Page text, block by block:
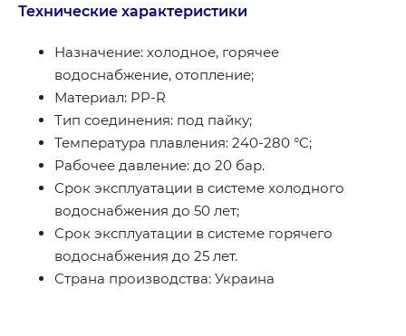
Технические характеристики
Назначение: холодное, горячее
водоснабжение, отопление;
Материал: PP-R
Тип соединения: под пайку;
Температура плавления: 240-280 °C;
Рабочее давление: до 20 бар.
Срок эксплуатации в системе холодного
водоснабжения до 50 лет;
Срок эксплуатации в системе горячего
водоснабжения до 25 лет.
Страна производства: Украина